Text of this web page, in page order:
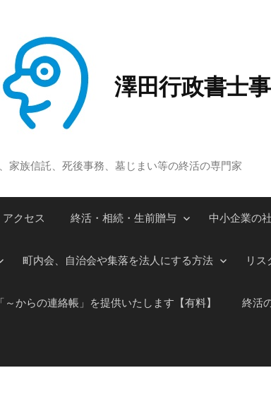
澤田行政書士
家族信託、死後事務、墓じまい等の終活の専門家
アクセス 終活・相続・生前贈与 中小企業の
町内会、自治会や集落を法人にする方法 リス
「～からの連絡帳」を提供いたします【有料】 終活